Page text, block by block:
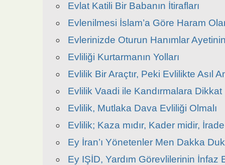
Evlat Katili Bir Babanın İtirafları
Evlenilmesi İslam’a Göre Haram
Evlerinizde Oturun Hanımlar
Evliliği Kurtarmanın Yolları
Evlilik Bir Araçtır, Peki Evlilikte Asıl
Evlilik Vaadi ile Kandırmalara
Evlilik, Mutlaka Dava Evliliği Olmalı
Evlilik; Kaza mıdır, Kader midir,
Ey İran’ı Yönetenler Men Dakka
Ey IŞİD, Yardım Görevlilerinin İnfaz